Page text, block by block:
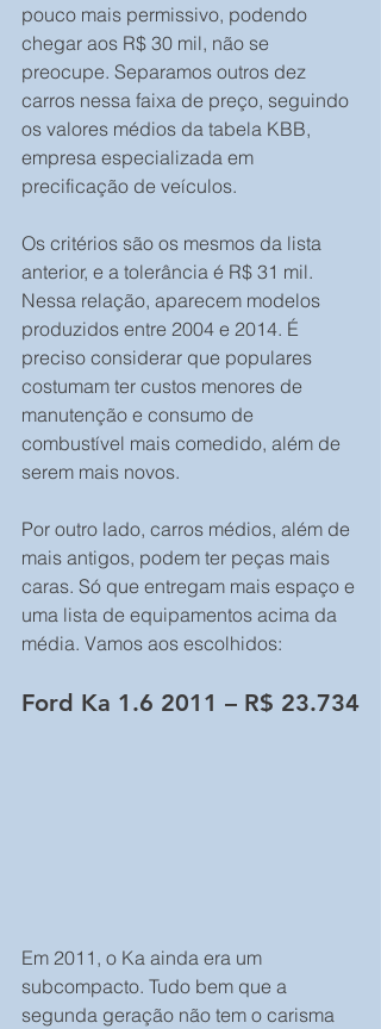
pouco mais permissivo, podendo
chegar aos R$ 30 mil, não se
preocupe. Separamos outros dez
carros nessa faixa de preço, seguindo
os valores médios da tabela KBB,
empresa especializada em
precificação de veículos.
Os critérios são os mesmos da lista
anterior, e a tolerância é R$ 31 mil.
Nessa relação, aparecem modelos
produzidos entre 2004 e 2014. É
preciso considerar que populares
costumam ter custos menores de
manutenção e consumo de
combustível mais comedido, além de
serem mais novos.
Por outro lado, carros médios, além de
mais antigos, podem ter peças mais
caras. Só que entregam mais espaço e
uma lista de equipamentos acima da
média. Vamos aos escolhidos:
Ford Ka 1.6 2011 – R$ 23.734
Em 2011, o Ka ainda era um
subcompacto. Tudo bem que a
segunda geração não tem o carisma